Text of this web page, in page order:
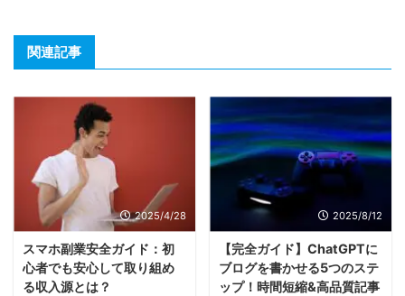
関連記事
2025/4/28
スマホ副業安全ガイド：初
心者でも安心して取り組め
る収入源とは？
2025/8/12
【完全ガイド】ChatGPTに
ブログを書かせる5つのステ
ップ！時間短縮&高品質記事